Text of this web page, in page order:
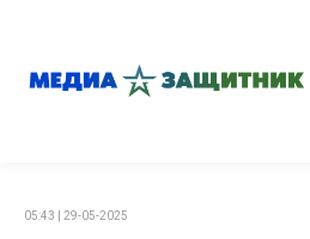
05:43 | 29-05-2025